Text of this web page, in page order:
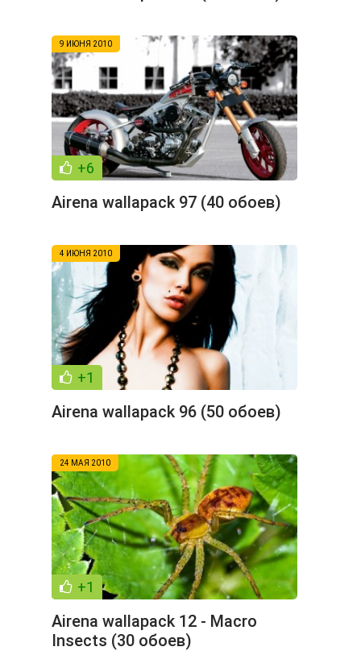
9 ИЮНЯ 2010
+6
Airena wallapack 97 (40 обоев)
4 ИЮНЯ 2010
+1
Airena wallapack 96 (50 обоев)
24 МАЯ 2010
+1
Airenа wallаpack 12 - Macro
Insects (30 обоев)